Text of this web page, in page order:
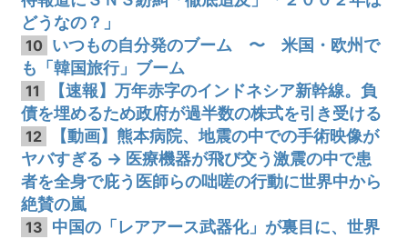
どうなの？」
10 いつもの自分発のブーム 〜 米国・欧州で
も「韓国旅行」ブーム
11
【速報】万年赤字のインドネシア新幹線。負
債を埋めるため政府が過半数の株式を引き受ける
12
【動画】熊本病院、地震の中での手術映像が
ヤバすぎる → 医療機器が飛び交う激震の中で患
者を全身で庇う医師らの咄嗟の行動に世界中から
絶賛の嵐
13 中国の「レアアース武器化」が裏目に、世界